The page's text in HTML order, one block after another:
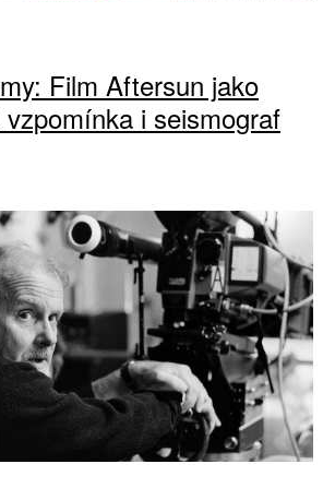
Film Aftersun jako
i seismograf